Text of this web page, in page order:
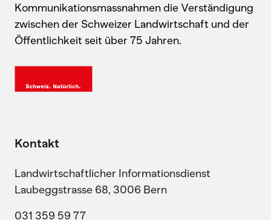
Kommunikationsmassnahmen die Verständigung
zwischen der Schweizer Landwirtschaft und der
Öffentlichkeit seit über 75 Jahren.
Kontakt
Landwirtschaftlicher Informationsdienst
Laubeggstrasse 68, 3006 Bern
031 359 59 77